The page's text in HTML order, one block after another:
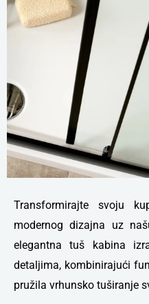
Transformirajte svoju
modernog dizajna uz
elegantna tuš kabina
detaljima, kombinirajući
pružila vrhunsko tuširanje